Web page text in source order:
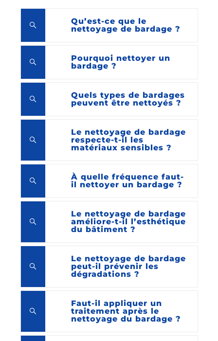
Qu’est-ce que le
nettoyage de bardage ?
Pourquoi nettoyer un
bardage ?
Quels types de bardages
peuvent être nettoyés ?
Le nettoyage de bardage
respecte-t-il les
matériaux sensibles ?
À quelle fréquence faut-
il nettoyer un bardage ?
Le nettoyage de bardage
améliore-t-il l’esthétique
du bâtiment ?
Le nettoyage de bardage
peut-il prévenir les
dégradations ?
Faut-il appliquer un
traitement après le
nettoyage du bardage ?